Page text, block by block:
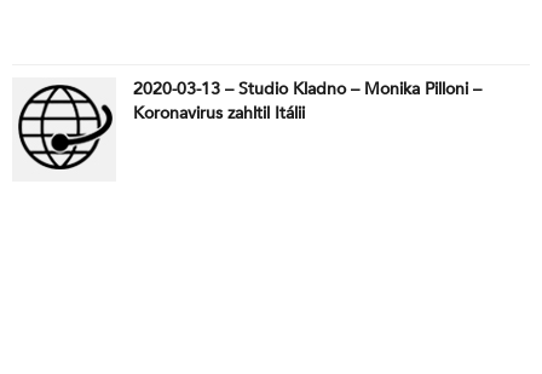
2020-03-13 – Studio Kladno – Monika Pilloni –
Koronavirus zahltil Itálii